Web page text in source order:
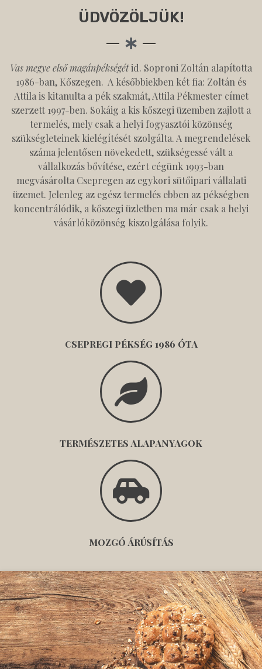
ÜDVÖZÖLJÜK!
Vas megye első magánpékségétid. Soproni Zoltán alapította
1986-ban, Kőszegen. A későbbiekben két fia: Zoltán és
Attila is kitanulta a pék szakmát, Attila Pékmester címet
szerzett 1997-ben. Sokáig a kis kőszegi üzemben zajlott a
termelés, mely csak a helyi fogyasztói közönség
szükségleteinek kielégítését szolgálta. A megrendelések
száma jelentősen növekedett, szükségessé vált a
vállalkozás bővítése, ezért cégünk 1993-ban
megvásárolta Csepregen az egykori sütőipari vállalati
üzemet. Jelenleg az egész termelés ebben az pékségben
koncentrálódik, a kőszegi üzletben ma már csak a helyi
vásárlóközönség kiszolgálása folyik.
CSEPREGI PÉKSÉG 1986 ÓTA
TERMÉSZETES ALAPANYAGOK
MOZGÓ ÁRÚSÍTÁS